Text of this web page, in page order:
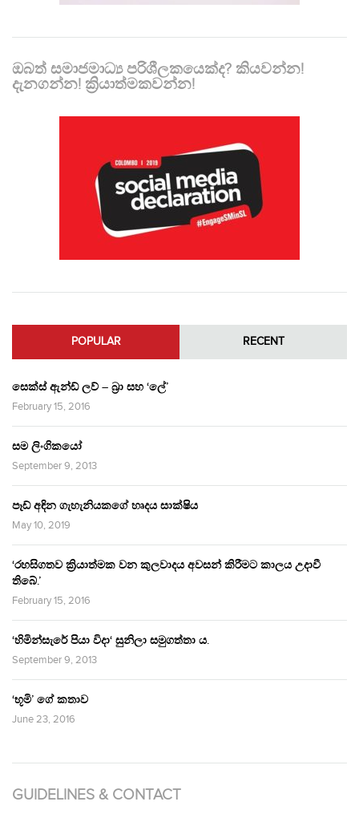
ඔබත් සමාජමාධ්‍ය පරිශීලකයෙක්ද? කියවන්න!
දැනගන්න! ක්‍රියාත්මකවන්න!
POPULAR RECENT
සෙක්ස් ඇන්ඩ් ලව් – බ්‍රා සහ ‘ලේ’
February 15, 2016
සම ලිංගිකයෝ
September 9, 2013
පෑඩ් අඳින ගැහැනියකගේ හෘදය සාක්ෂිය
May 10, 2019
‘රහසිගතව ක්‍රියාත්මක වන කුලවාදය අවසන් කිරීමට කාලය උදාවී
තිබේ.’
February 15, 2016
‘හිමින්සැරේ පියා විදා‘ සුනිලා සමුගත්තා ය.
September 9, 2013
‘භූමි’ ගේ කතාව
June 23, 2016
GUIDELINES & CONTACT